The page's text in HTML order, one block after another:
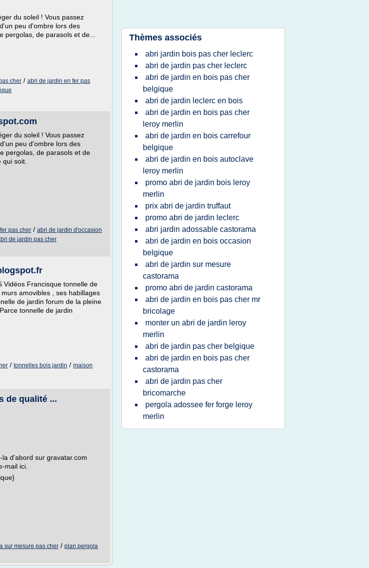
du soleil ! Vous passez
peu d'ombre lors des
de parasols et de...
cher / abri de jardin en fer pas
du soleil ! Vous passez
peu d'ombre lors des
pergolas, de parasols et de
soit.
pas cher / abri de jardin d'occasion
de jardin pas cher
Vidéos Francisque tonnelle de
amovibles , ses habillages
de jardin forum de la pleine
tonnelle de jardin
/ tonnelles bois jardin / maison
de qualité ...
d'abord sur gravatar.com
mail ici.
sur mesure pas cher / plan pergola
Thèmes associés
abri jardin bois pas cher leclerc
abri de jardin pas cher leclerc
abri de jardin en bois pas cher
belgique
abri de jardin leclerc en bois
abri de jardin en bois pas cher
leroy merlin
abri de jardin en bois carrefour
belgique
abri de jardin en bois autoclave
leroy merlin
promo abri de jardin bois leroy
merlin
prix abri de jardin truffaut
promo abri de jardin leclerc
abri jardin adossable castorama
abri de jardin en bois occasion
belgique
abri de jardin sur mesure
castorama
promo abri de jardin castorama
abri de jardin en bois pas cher mr
bricolage
monter un abri de jardin leroy
merlin
abri de jardin pas cher belgique
abri de jardin en bois pas cher
castorama
abri de jardin pas cher
bricomarche
pergola adossee fer forge leroy
merlin